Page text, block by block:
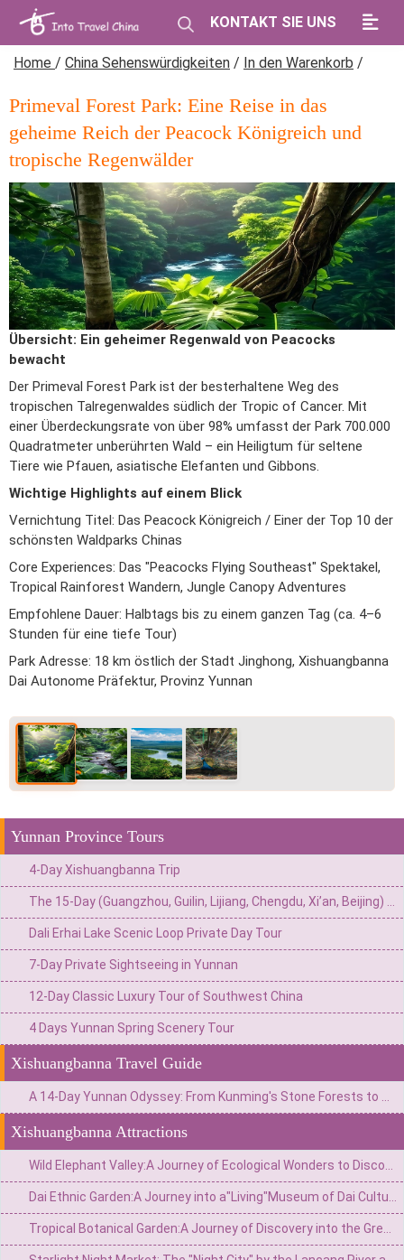
KONTAKT SIE UNS
Home / China Sehenswürdigkeiten / In den Warenkorb /
Primeval Forest Park: Eine Reise in das
geheime Reich der Peacock Königreich und
tropische Regenwälder
Übersicht: Ein geheimer Regenwald von Peacocks
bewacht
Der Primeval Forest Park ist der besterhaltene Weg des
tropischen Talregenwaldes südlich der Tropic of Cancer. Mit
einer Überdeckungsrate von über 98% umfasst der Park 700.000
Quadratmeter unberührten Wald – ein Heiligtum für seltene
Tiere wie Pfauen, asiatische Elefanten und Gibbons.
Wichtige Highlights auf einem Blick
Vernichtung Titel: Das Peacock Königreich / Einer der Top 10 der
schönsten Waldparks Chinas
Core Experiences: Das "Peacocks Flying Southeast" Spektakel,
Tropical Rainforest Wandern, Jungle Canopy Adventures
Empfohlene Dauer: Halbtags bis zu einem ganzen Tag (ca. 4–6
Stunden für eine tiefe Tour)
Park Adresse: 18 km östlich der Stadt Jinghong, Xishuangbanna
Dai Autonome Präfektur, Provinz Yunnan
Yunnan Province Tours
4-Day Xishuangbanna Trip
Dali Erhai Lake Scenic Loop Private Day Tour
7-Day Private Sightseeing in Yunnan
12-Day Classic Luxury Tour of Southwest China
4 Days Yunnan Spring Scenery Tour
Xishuangbanna Travel Guide
Xishuangbanna Attractions